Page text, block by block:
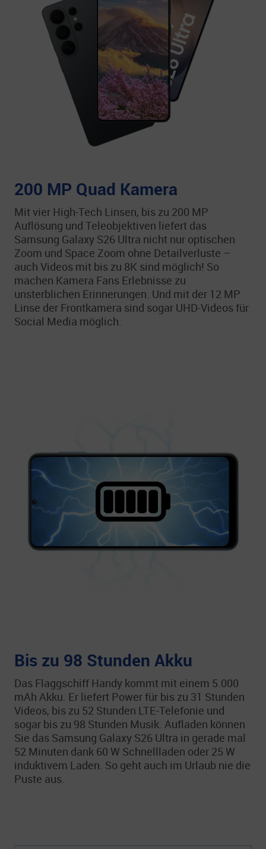
200 MP Quad Kamera
Mit vier High-Tech Linsen, bis zu 200 MP
Auflösung und Teleobjektiven liefert das
Samsung Galaxy S26 Ultra nicht nur optischen
Zoom und Space Zoom ohne Detailverluste –
auch Videos mit bis zu 8K sind möglich! So
machen Kamera Fans Erlebnisse zu
unsterblichen Erinnerungen. Und mit der 12 MP
Linse der Frontkamera sind sogar UHD-Videos für
Social Media möglich.
Bis zu 98 Stunden Akku
Das Flaggschiff Handy kommt mit einem 5.000
mAh Akku. Er liefert Power für bis zu 31 Stunden
Videos, bis zu 52 Stunden LTE-Telefonie und
sogar bis zu 98 Stunden Musik. Aufladen können
Sie das Samsung Galaxy S26 Ultra in gerade mal
52 Minuten dank 60 W Schnellladen oder 25 W
induktivem Laden. So geht auch im Urlaub nie die
Puste aus.